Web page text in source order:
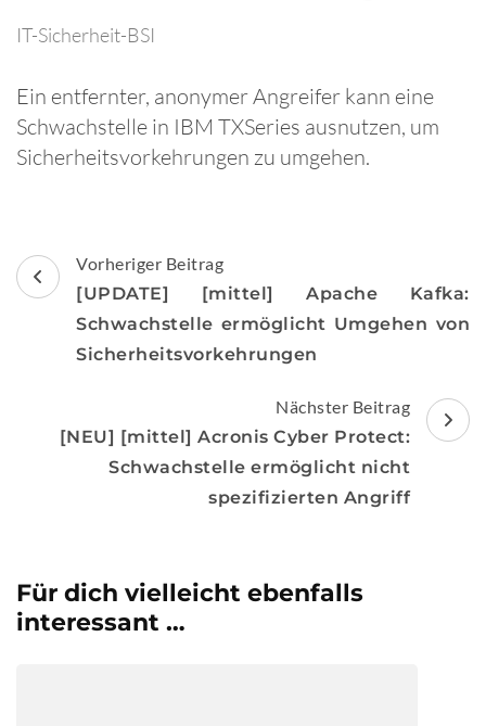
IT-Sicherheit-BSI
Ein entfernter, anonymer Angreifer kann eine
Schwachstelle in IBM TXSeries ausnutzen, um
Sicherheitsvorkehrungen zu umgehen.
Beitragsnavigation
Vorheriger Beitrag
[UPDATE] [mittel] Apache Kafka:
Schwachstelle ermöglicht Umgehen von
Sicherheitsvorkehrungen
Nächster Beitrag
[NEU] [mittel] Acronis Cyber Protect:
Schwachstelle ermöglicht nicht
spezifizierten Angriff
Für dich vielleicht ebenfalls
interessant …